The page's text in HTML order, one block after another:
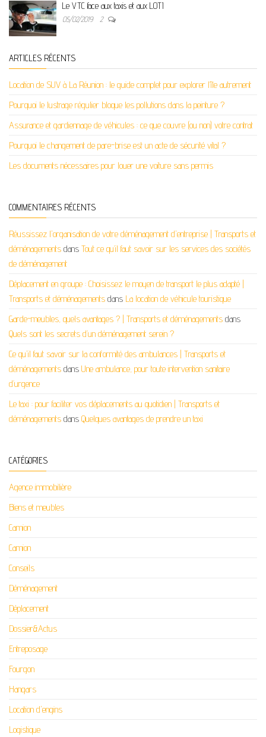
Le VTC face aux taxis et aux LOTI
05/02/2019 2
ARTICLES RÉCENTS
Location de SUV à La Réunion : le guide complet pour explorer l’île autrement
Pourquoi le lustrage régulier bloque les pollutions dans la peinture ?
Assurance et gardiennage de véhicules : ce que couvre (ou non) votre contrat
Pourquoi le changement de pare-brise est un acte de sécurité vital ?
Les documents nécessaires pour louer une voiture sans permis
COMMENTAIRES RÉCENTS
Réussissez l'organisation de votre déménagement d'entreprise | Transports et
déménagements dans Tout ce qu’il faut savoir sur les services des sociétés
de déménagement
Déplacement en groupe : Choisissez le moyen de transport le plus adapté |
Transports et déménagements dans La location de véhicule touristique
Garde-meubles, quels avantages ? | Transports et déménagements dans
Quels sont les secrets d’un déménagement serein ?
Ce qu'il faut savoir sur la conformité des ambulances | Transports et
déménagements dans Une ambulance, pour toute intervention sanitaire
d’urgence
Le taxi : pour faciliter vos déplacements au quotidien | Transports et
déménagements dans Quelques avantages de prendre un taxi
CATÉGORIES
Agence immobilière
Biens et meubles
Camion
Camion
Conseils
Déménagement
Déplacement
Dossier&Actus
Entreposage
Fourgon
Hangars
Location d'engins
Logistique